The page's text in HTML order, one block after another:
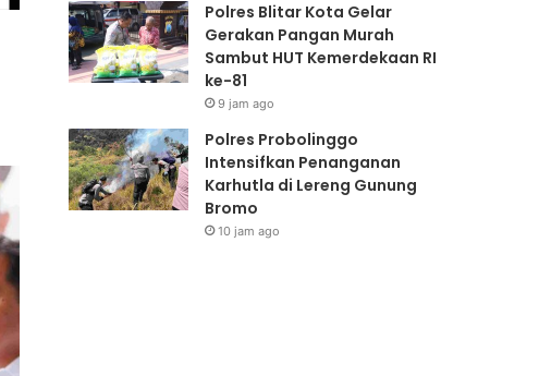
Polres Blitar Kota Gelar
Gerakan Pangan Murah
Sambut HUT Kemerdekaan RI
ke-81
9 jam ago
Polres Probolinggo
Intensifkan Penanganan
Karhutla di Lereng Gunung
Bromo
10 jam ago